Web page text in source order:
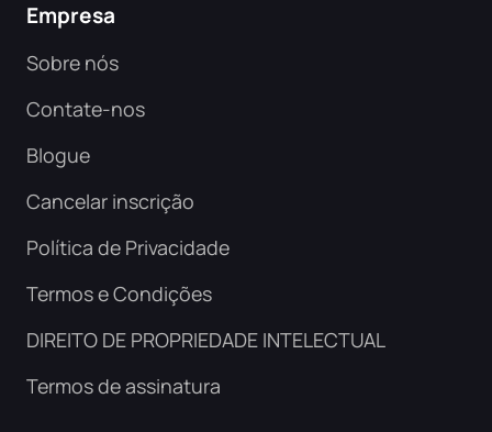
Empresa
Sobre nós
Contate-nos
Blogue
Cancelar inscrição
Política de Privacidade
Termos e Condições
DIREITO DE PROPRIEDADE INTELECTUAL
Termos de assinatura